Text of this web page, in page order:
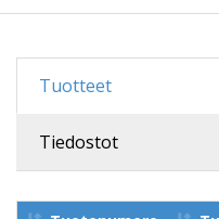
Tuotteet
Tiedostot